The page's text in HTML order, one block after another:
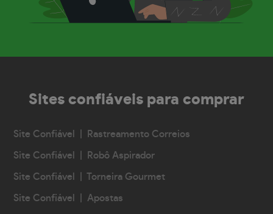
Sites confiáveis para comprar
Site Confiável | Rastreamento Correios
Site Confiável | Robô Aspirador
Site Confiável | Torneira Gourmet
Site Confiável | Apostas